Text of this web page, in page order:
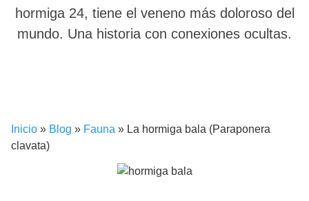
hormiga 24, tiene el veneno más doloroso del
mundo. Una historia con conexiones ocultas.
Inicio » Blog » Fauna » La hormiga bala (Paraponera
clavata)